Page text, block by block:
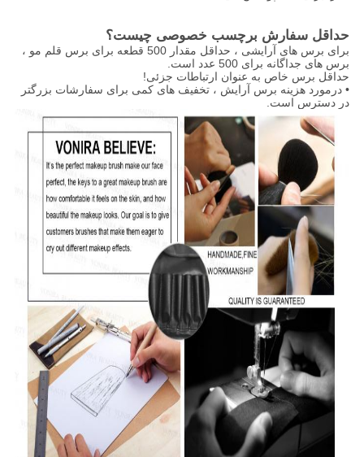
حداقل سفارش برچسب خصوصی چیست؟
برای برس های آرایشی ، حداقل مقدار 500 قطعه برای برس قلم مو ،
برس های جداگانه برای 500 عدد است.
حداقل برس خاص به عنوان ارتباطات جزئی!
• درمورد هزینه برس آرایش ، تخفیف های کمی برای سفارشات بزرگتر
در دسترس است.